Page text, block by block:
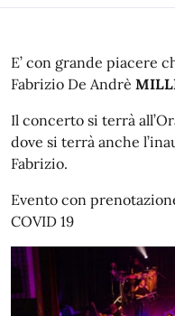
E’ con grande piacere
Fabrizio De Andrè
Il concerto si terrà
dove si terrà anche
Fabrizio.
Evento con
COVID 19